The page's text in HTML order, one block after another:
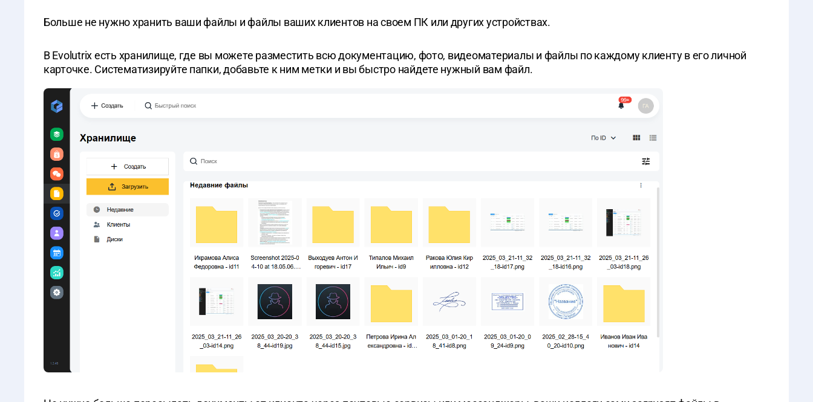
Больше не нужно хранить ваши файлы и файлы ваших клиентов на своем ПК или других устройствах.
В Evolutrix есть хранилище, где вы можете разместить всю документацию, фото, видеоматериалы и файлы по каждому клиенту в его личной
карточке. Систематизируйте папки, добавьте к ним метки и вы быстро найдете нужный вам файл.